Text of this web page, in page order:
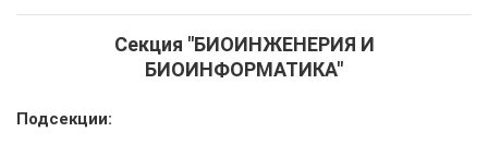
Секция "БИОИНЖЕНЕРИЯ И
БИОИНФОРМАТИКА"
Подсекции: